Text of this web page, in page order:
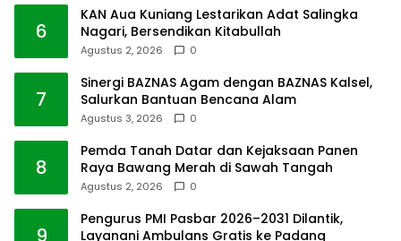
6
KAN Aua Kuniang Lestarikan Adat Salingka
Nagari, Bersendikan Kitabullah
Agustus 2, 2026 0
7
Sinergi BAZNAS Agam dengan BAZNAS Kalsel,
Salurkan Bantuan Bencana Alam
Agustus 3, 2026 0
8
Pemda Tanah Datar dan Kejaksaan Panen
Raya Bawang Merah di Sawah Tangah
Agustus 2, 2026 0
9
Pengurus PMI Pasbar 2026–2031 Dilantik,
Layanani Ambulans Gratis ke Padang